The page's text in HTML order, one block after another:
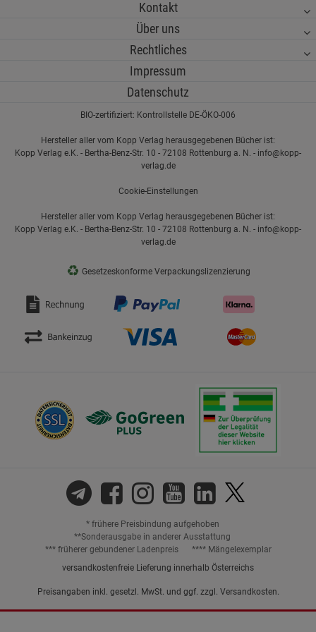
Kontakt
Über uns
Rechtliches
Impressum
Datenschutz
BIO-zertifiziert: Kontrollstelle DE-ÖKO-006
Hersteller aller vom Kopp Verlag herausgegebenen Bücher ist:
Kopp Verlag e.K. - Bertha-Benz-Str. 10 - 72108 Rottenburg a. N. - info@kopp-
verlag.de
Cookie-Einstellungen
Hersteller aller vom Kopp Verlag herausgegebenen Bücher ist:
Kopp Verlag e.K. - Bertha-Benz-Str. 10 - 72108 Rottenburg a. N. - info@kopp-
verlag.de
♻ Gesetzeskonforme Verpackungslizenzierung
* frühere Preisbindung aufgehoben
**Sonderausgabe in anderer Ausstattung
*** früherer gebundener Ladenpreis
**** Mängelexemplar
versandkostenfreie Lieferung innerhalb Österreichs
Preisangaben inkl. gesetzl. MwSt. und ggf. zzgl. Versandkosten.